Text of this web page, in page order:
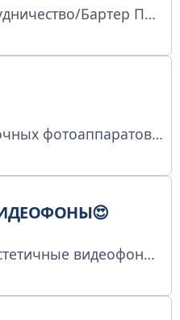
Реклама/Сотрудничество/Бартер Писать сюда 👉 @raz_za Наш канал на Telega in: https://telega.in/c/doramashikk Реклама в канале - https://app.telepush.ru/telegram/doramashikk/cRF2
магазин пленочных фотоаппаратов ▫️ для начинающих и любителей ▫️ москва + доставка по рф и снг ▫️ 5000+ довольных клиентов ▫️ вся информация в закрепе 📸 По вопросам покупки пиши → @mruneedcam
🌟 Красивые эстетичные видеофоны для ваших сторис и рилс 💓 Ежедневные эксклюзивные идеи Роскомнадзор заявление№ 4967401517 ☀️ Купить рекламу тут https://telega.in/c/beautiful_videophones ☀️ Админ @marianna2888